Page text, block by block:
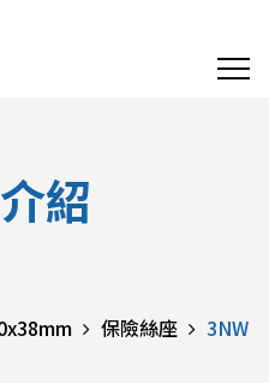
紹
保險絲座
3NW